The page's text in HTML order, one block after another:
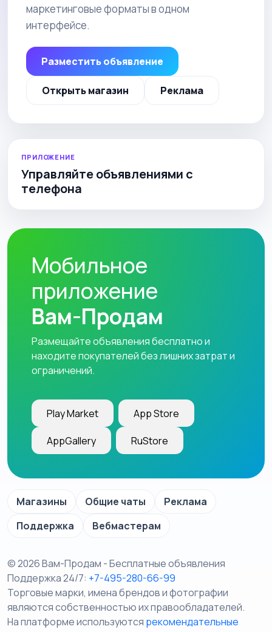
маркетинговые форматы в одном
интерфейсе.
Разместить объявление
Открыть магазин Реклама
ПРИЛОЖЕНИЕ
Управляйте объявлениями с
телефона
Мобильное
приложение
Вам-Продам
Размещайте объявления бесплатно и
находите покупателей без лишних затрат и
ограничений.
Play Market App Store
AppGallery RuStore
Магазины Общие чаты
Реклама
Поддержка
Вебмастерам
© 2026 Вам-Продам - Бесплатные объявления
Поддержка 24/7: +7-495-280-66-99
Торговые марки, имена брендов и фотографии
являются собственностью их правообладателей.
На платформе используются рекомендательные